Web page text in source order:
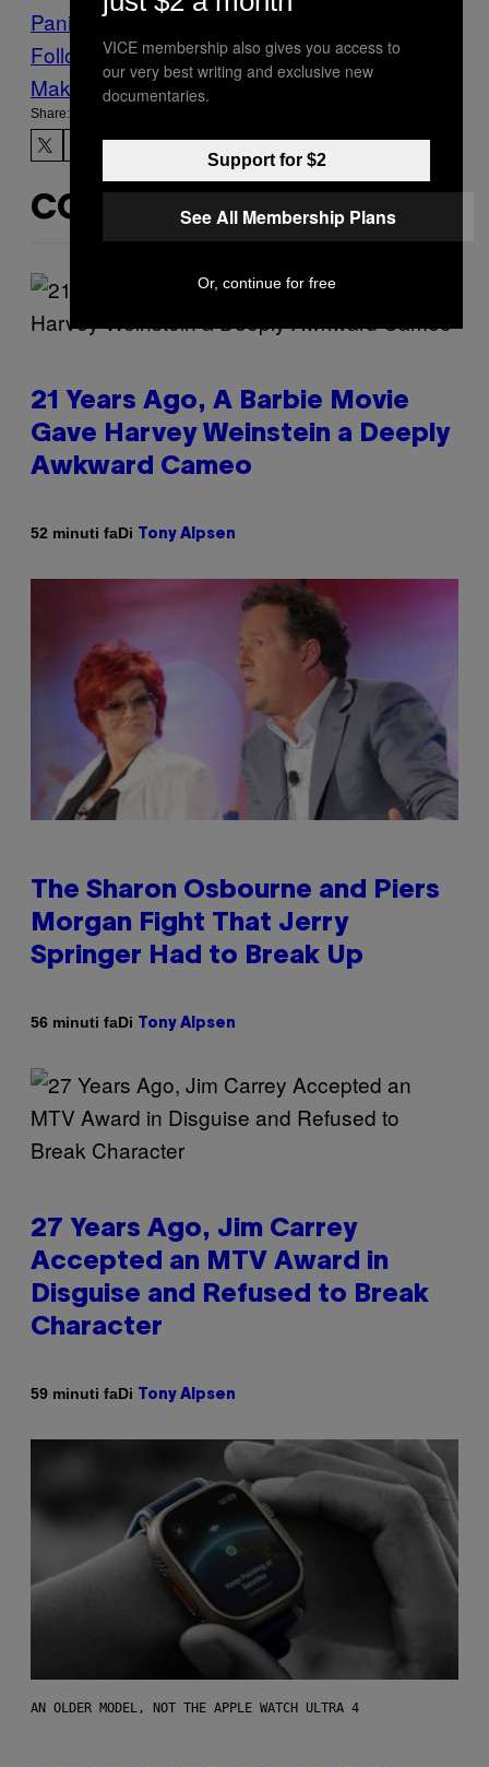
Panini
Sandwich
Follow Us On Discover
Make Us Preferred In Top Stories
Share:
CONTENUTI SIMILI
21 Years Ago, A Barbie Movie
Gave Harvey Weinstein a Deeply
Awkward Cameo
52 minuti faDi Tony Alpsen
The Sharon Osbourne and Piers
Morgan Fight That Jerry
Springer Had to Break Up
56 minuti faDi Tony Alpsen
27 Years Ago, Jim Carrey
Accepted an MTV Award in
Disguise and Refused to Break
Character
59 minuti faDi Tony Alpsen
AN OLDER MODEL, NOT THE APPLE WATCH ULTRA 4
VICE membership also gives you access to
our very best writing and exclusive new
documentaries.
Support for $2
See All Membership Plans
Or, continue for free